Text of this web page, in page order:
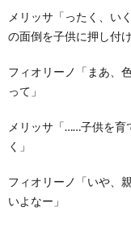
メリッサ「ったく、い
の面倒を子供に押し付
フィオリーノ「まあ、
って」
メリッサ「……子供を育
く」
フィオリーノ「いや、
いよなー」